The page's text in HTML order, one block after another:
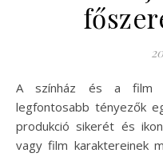
A színház és a film világában a szereposztás a
legfontosabb tényezők
produkció sikerét és
vagy film karaktereinek